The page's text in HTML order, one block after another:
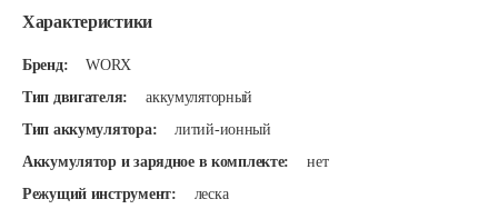
Характеристики
Бренд:
WORX
Тип двигателя:
аккумуляторный
Тип аккумулятора:
литий-ионный
Аккумулятор и зарядное в комплекте:
нет
Режущий инструмент:
леска